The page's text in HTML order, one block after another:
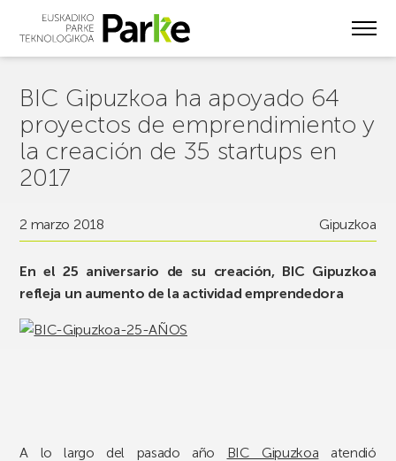
BIC Gipuzkoa ha apoyado 64
proyectos de emprendimiento y
la creación de 35 startups en
2017
2 marzo 2018 Gipuzkoa
En el 25 aniversario de su creación, BIC Gipuzkoa
refleja un aumento de la actividad emprendedora
A lo largo del pasado año BIC Gipuzkoa atendió